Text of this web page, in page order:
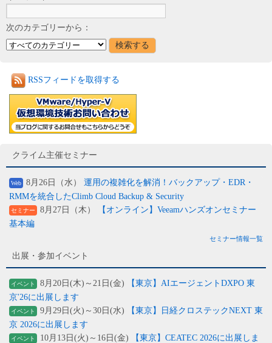
次のカテゴリーから：
RSSフィードを取得する
クライム主催セミナー
Web 8月26日（水） 運用の複雑化を解消！バックアップ・EDR・
RMMを統合したClimb Cloud Backup & Security
セミナー 8月27日（木）
【オンライン】Veeamハンズオンセミナー
基本編
セミナー情報一覧
出展・参加イベント
イベント 8月20日(木)～21日(金)
【東京】AIエージェントDXPO 東
京'26に出展します
イベント 9月29日(火)～30日(水)
【東京】日経クロステックNEXT 東
京 2026に出展します
イベント 10月13日(火)～16日(金)
【東京】CEATEC 2026に出展しま